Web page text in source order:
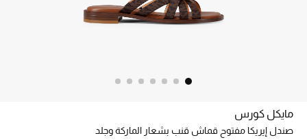
خصم حتى 70%
مايكل كورس
صندل إيريكا مفتوح قماش قنب بشعار الماركة وجلد